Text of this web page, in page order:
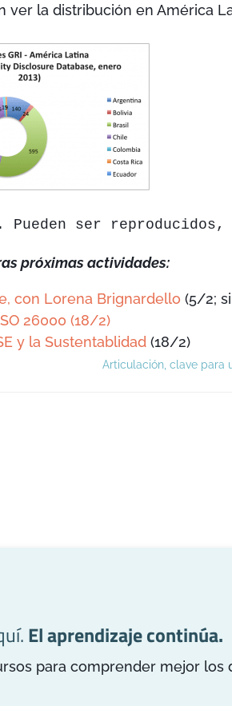
ver la distribución en América
Pueden ser
próximas actividades:
con Lorena Brignardello (5/2;
26000 (18/2)
y la Sustentablidad (18/2)
Articulación, clave para
El aprendizaje continúa.
para comprender mejor los